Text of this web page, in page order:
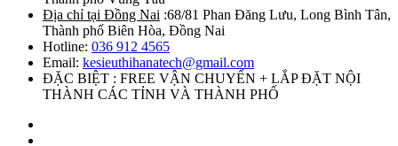
Địa chỉ tại Đồng Nai :68/81 Phan Đăng Lưu, Long Bình Tân,
Thành phố Biên Hòa, Đồng Nai
Hotline: 036 912 4565
Email: kesieuthihanatech@gmail.com
ĐẶC BIỆT : FREE VẬN CHUYỂN + LẮP ĐẶT NỘI
THÀNH CÁC TỈNH VÀ THÀNH PHỐ